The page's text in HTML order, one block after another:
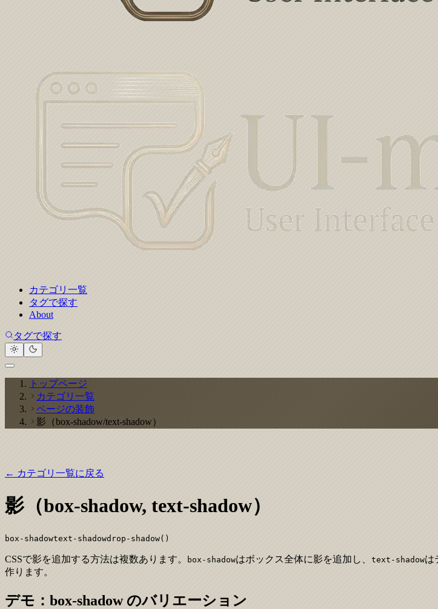
カテゴリ一覧
タグで探す
About
タグで探す
トップページ
カテゴリ一覧
ページの装飾
影（box-shadow/text-shadow）
← カテゴリ一覧に戻る
影（box-shadow, text-shadow）
box-shadowtext-shadowdrop-shadow()
CSSで影を追加する方法は複数あります。 box-shadowはボックス全体に影を追加し、 text-shadowは
作ります。
デモ：box-shadow のバリエーション